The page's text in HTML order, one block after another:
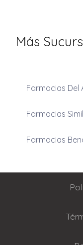
Más
Farmacias Del
Farmacias
Farmacias